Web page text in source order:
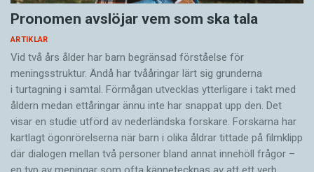
Pronomen avslöjar vem som ska tala
ARTIKLAR
Vid två års ålder har barn begränsad förståelse för
meningsstruktur. Ändå har tvååringar lärt sig grunderna
i turtagning i samtal. Förmågan utvecklas ytterligare i takt med
åldern medan ettåringar ännu inte har snappat upp den. Det
visar en studie utförd av nederländska forskare. Forskarna har
kartlagt ögonrörelserna när barn i olika åldrar tittade på filmklipp
där dialogen mellan två personer bland annat innehöll frågor –